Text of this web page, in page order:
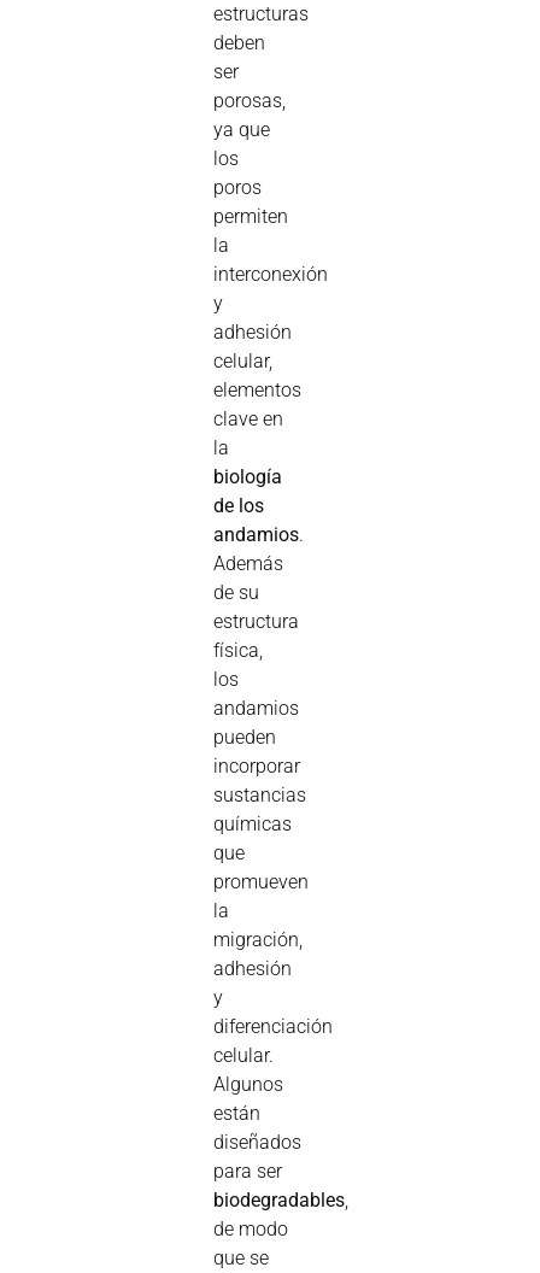
estructuras
deben
ser
porosas,
ya que
los
poros
permiten
la
interconexión
y
adhesión
celular,
elementos
clave en
la
biología
de los
andamios.
Además
de su
estructura
física,
los
andamios
pueden
incorporar
sustancias
químicas
que
promueven
la
migración,
adhesión
y
diferenciación
celular.
Algunos
están
diseñados
para ser
biodegradables
de modo
que se